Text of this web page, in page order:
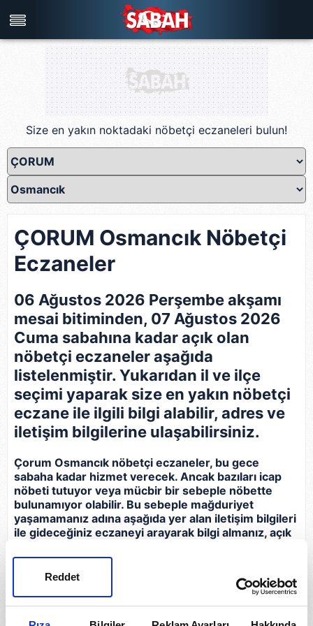
Reddet
Türkiye'nin en iyi haber sitesi
Size en yakın noktadaki nöbetçi eczaneleri bulun!
ÇORUM Osmancık Nöbetçi
Eczaneler
06 Ağustos 2026 Perşembe akşamı
mesai bitiminden, 07 Ağustos 2026
Cuma sabahına kadar açık olan
nöbetçi eczaneler aşağıda
listelenmiştir. Yukarıdan il ve ilçe
seçimi yaparak size en yakın nöbetçi
eczane ile ilgili bilgi alabilir, adres ve
iletişim bilgilerine ulaşabilirsiniz.
Çorum Osmancık nöbetçi eczaneler, bu gece
sabaha kadar hizmet verecek. Ancak bazıları icap
nöbeti tutuyor veya mücbir bir sebeple nöbette
bulunamıyor olabilir. Bu sebeple mağduriyet
yaşamamanız adına aşağıda yer alan iletişim bilgileri
ile gideceğiniz eczaneyi arayarak bilgi almanız, açık
Eczane İletişim Bilgileri